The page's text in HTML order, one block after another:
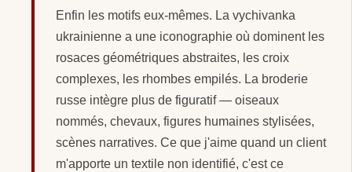
Enfin les motifs eux-mêmes. La vychivanka
ukrainienne a une iconographie où dominent les
rosaces géométriques abstraites, les croix
complexes, les rhombes empilés. La broderie
russe intègre plus de figuratif — oiseaux
nommés, chevaux, figures humaines stylisées,
scènes narratives. Ce que j'aime quand un client
m'apporte un textile non identifié, c'est ce